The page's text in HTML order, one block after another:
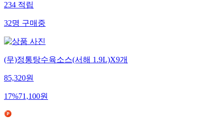
234적립
32명구매중
(무)정통탕수육소스(서해 1.9L)X9개
85,320원
17%71,100원